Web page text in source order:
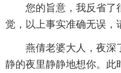
您的旨意，我反省了
觉，以上事实准确无误，
燕倩老婆大人，夜深
静的夜里静静地想你。此